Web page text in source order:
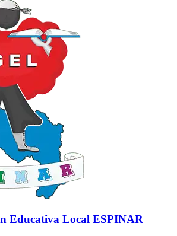
Educativa Local ESPINAR